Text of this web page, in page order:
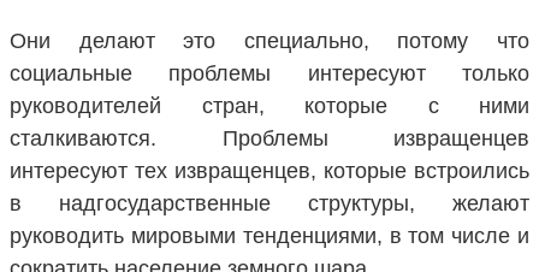
Они делают это специально, потому что
социальные проблемы интересуют только
руководителей стран, которые с ними
сталкиваются. Проблемы извращенцев
интересуют тех извращенцев, которые встроились
в надгосударственные структуры, желают
руководить мировыми тенденциями, в том числе и